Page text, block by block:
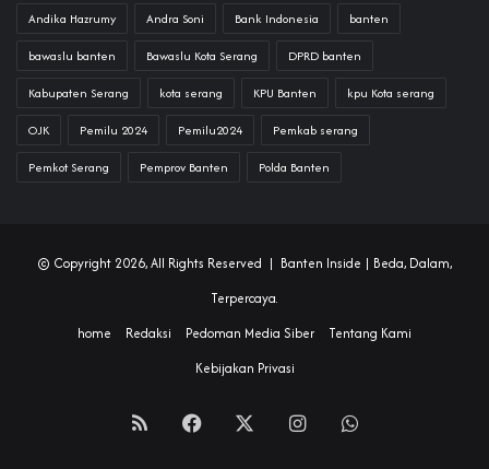
Andika Hazrumy Andra Soni Bank Indonesia banten
bawaslu banten Bawaslu Kota Serang DPRD banten
Kabupaten Serang kota serang KPU Banten kpu Kota serang
OJK Pemilu 2024 Pemilu2024 Pemkab serang
Pemkot Serang Pemprov Banten Polda Banten
© Copyright 2026, All Rights Reserved | Banten Inside | Beda, Dalam,
Terpercaya.
home
Redaksi Pedoman Media Siber
Tentang Kami
Kebijakan Privasi
RSS Facebook InstagramWhatsApp